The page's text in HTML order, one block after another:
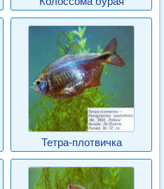
Тетра-плотвичка